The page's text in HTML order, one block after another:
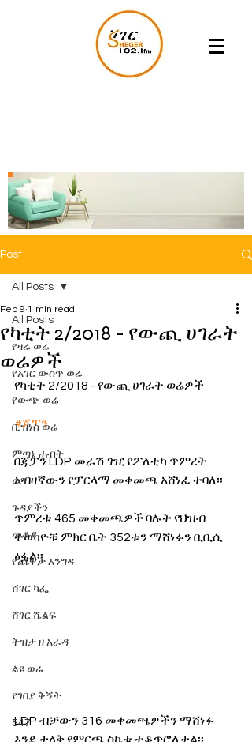
Post
All Posts
የዛሬ ወሬ
የአገር ውስጥ ወሬ
የውጭ ወሬ
ቢዝነስ ወሬ
ምጣኔ ሐብት
ወግ
ጉዳያችን
መቆያ
የጨዋታ እንግዳ
ሸገር ካፌ
ሸገር ሼልፍ
ትዝታ ዘ አራዳ
ልዩ ወሬ
የገበያ ቅኝት
547
All Posts
የካቲት 2/2018 - የውጪ ሀገራት
ወሬዎች
Feb 9 1 min read
የካቲት 2/2018 - የውጪ ሀገራት ወሬዎች
#ጃፓን
በጃፓን LDP መራሽ ገዢ የፖለቲካ ጥምረት
አብዛኛውን የፓርላማ መቀመጫ አሸነፈ ተባለ፡፡
ጥምረቱ 465 መቀመጫዎች ባሉት የህዝብ
ተወካዮቹ ምክር ቤት 352ቱን ማሸነፉን ቢቢሲ
ፅፏል፡፡
LDP ብቻውን 316 መቀመጫዎችን ማሸነፉ
እንደ ታላቅ የምርጫ ስኬቱ ተቆጥሮለታል፡፡